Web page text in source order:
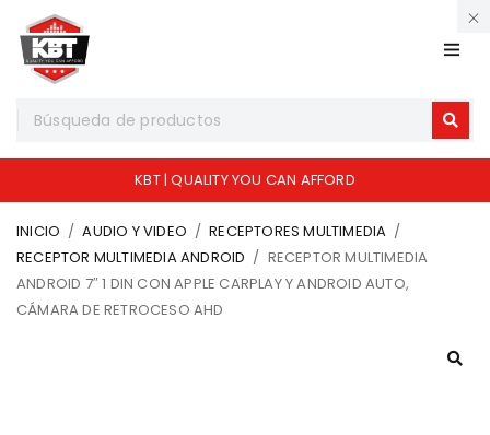
KBT | QUALITY YOU CAN AFFORD
INICIO / AUDIO Y VIDEO / RECEPTORES MULTIMEDIA /
RECEPTOR MULTIMEDIA ANDROID / RECEPTOR MULTIMEDIA
ANDROID 7″ 1 DIN CON APPLE CARPLAY Y ANDROID AUTO,
CÁMARA DE RETROCESO AHD